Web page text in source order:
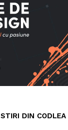
DIN CODLEA